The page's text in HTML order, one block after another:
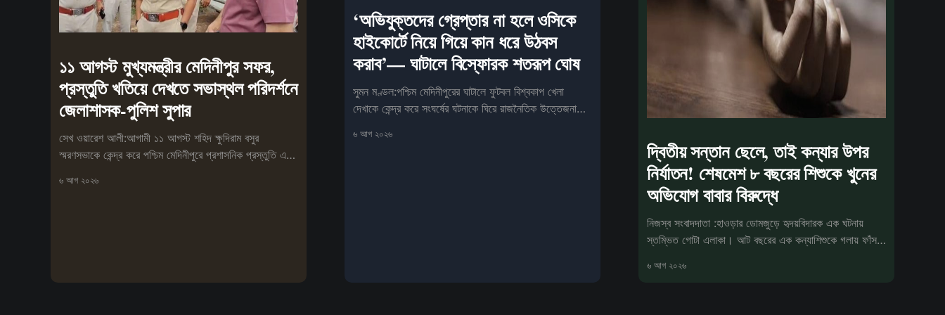
১১ আগস্ট মুখ্যমন্ত্রীর মেদিনীপুর সফর,
প্রস্তুতি খতিয়ে দেখতে সভাস্থল পরিদর্শনে
জেলাশাসক-পুলিশ সুপার
সেখ ওয়ারেশ আলী:আগামী ১১ আগস্ট শহিদ ক্ষুদিরাম বসুর
স্মরণসভাকে কেন্দ্র করে পশ্চিম মেদিনীপুরে প্রশাসনিক প্রস্তুতি এখন
৬ আগ ২০২৬
‘অভিযুক্তদের গ্রেপ্তার না হলে ওসিকে
হাইকোর্টে নিয়ে গিয়ে কান ধরে উঠবস
করাব’— ঘাটালে বিস্ফোরক শতরূপ ঘোষ
সুমন মণ্ডল:পশ্চিম মেদিনীপুরের ঘাটালে ফুটবল বিশ্বকাপ খেলা
দেখাকে কেন্দ্র করে সংঘর্ষের ঘটনাকে ঘিরে রাজনৈতিক উত্তেজনা
৬ আগ ২০২৬
দ্বিতীয় সন্তান ছেলে, তাই কন্যার উপর
নির্যাতন! শেষমেশ ৮ বছরের শিশুকে খুনের
অভিযোগ বাবার বিরুদ্ধে
নিজস্ব সংবাদদাতা :হাওড়ার ডোমজুড়ে হৃদয়বিদারক এক ঘটনায়
স্তম্ভিত গোটা এলাকা। আট বছরের এক কন্যাশিশুকে গলায় ফাঁস
৬ আগ ২০২৬